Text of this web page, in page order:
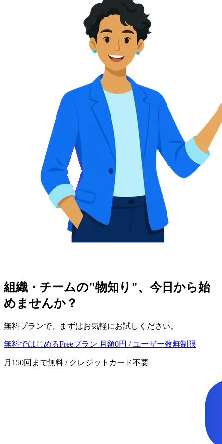
組織・チームの"物知り"、今日から始
めませんか？
無料プランで、まずはお気軽にお試しください。
無料ではじめるFreeプラン 月額0円 / ユーザー数無制限
月150回まで無料 / クレジットカード不要